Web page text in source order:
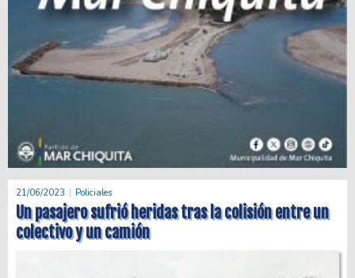
21/06/2023 Policiales
Un pasajero sufrió heridas tras la colisión entre un
colectivo y un camión